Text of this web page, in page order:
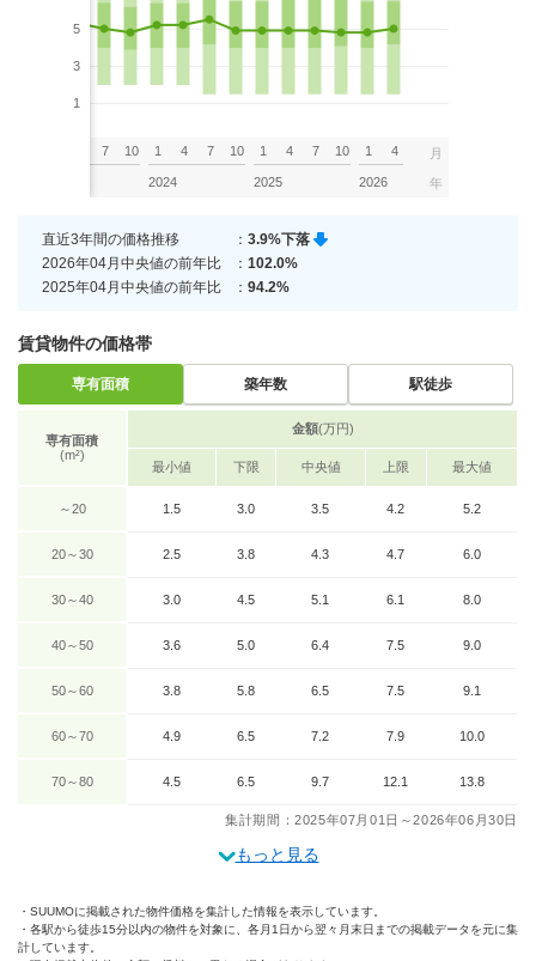
5
3
1
7 10 1 4 7 10
2024
1 4 7 10
2025
1 4
2026
月
年
直近3年間の価格推移 ： 3.9%下落
2026年04月中央値の前年比
： 102.0%
2025年04月中央値の前年比
： 94.2%
賃貸物件の価格帯
専有面積 築年数 駅徒歩
専有面積
(m²)
金額(万円)
最小値 下限 中央値 上限 最大値
～20 1.5 3.0 3.5 4.2 5.2
20～30 2.5 3.8 4.3 4.7 6.0
30～40 3.0 4.5 5.1 6.1 8.0
40～50 3.6 5.0 6.4 7.5 9.0
50～60 3.8 5.8 6.5 7.5 9.1
60～70 4.9 6.5 7.2 7.9 10.0
70～80 4.5 6.5 9.7 12.1 13.8
集計期間：2025年07月01日～2026年06月30日
もっと見る
SUUMOに掲載された物件価格を集計した情報を表示しています。
各駅から徒歩15分以内の物件を対象に、各月1日から翌々月末日までの掲載データを元に集
計しています。